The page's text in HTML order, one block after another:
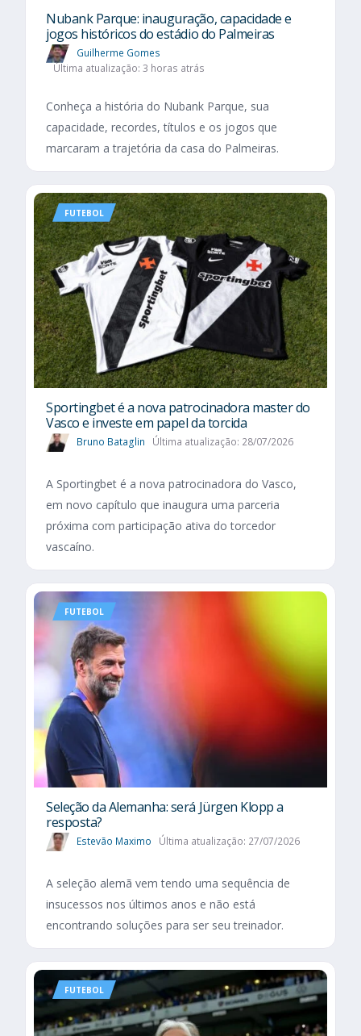
Nubank Parque: inauguração, capacidade e
jogos históricos do estádio do Palmeiras
Guilherme Gomes
Última atualização: 3 horas atrás
Conheça a história do Nubank Parque, sua
capacidade, recordes, títulos e os jogos que
marcaram a trajetória da casa do Palmeiras.
FUTEBOL
Sportingbet é a nova patrocinadora master do
Vasco e investe em papel da torcida
Bruno Bataglin Última atualização: 28/07/2026
A Sportingbet é a nova patrocinadora do Vasco,
em novo capítulo que inaugura uma parceria
próxima com participação ativa do torcedor
vascaíno.
FUTEBOL
Seleção da Alemanha: será Jürgen Klopp a
resposta?
Estevão Maximo Última atualização: 27/07/2026
A seleção alemã vem tendo uma sequência de
insucessos nos últimos anos e não está
encontrando soluções para ser seu treinador.
FUTEBOL